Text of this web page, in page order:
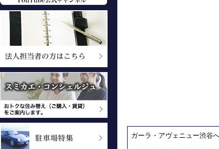
ガーラ・アヴェニュー渋谷